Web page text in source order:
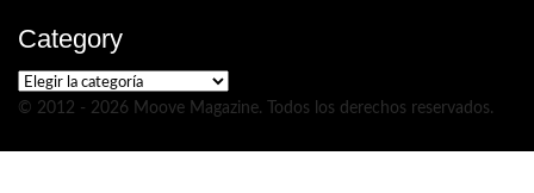
Category
Category
© 2012 - 2026 Moove Magazine. Todos los derechos reservados.